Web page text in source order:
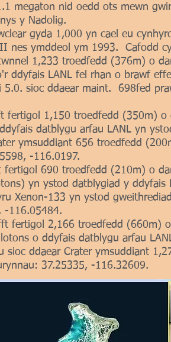
megaton nid oedd ots mewn
y Nadolig.
gyda 1,000 yn cael eu
nes ymddeol ym 1993. Cafodd
1,233 troedfedd (376m) o
ddyfais LANL fel rhan o brawf
5.0. sioc ddaear maint. 698fed
fertigol 1,150 troedfedd (350m) o
datblygu arfau LANL yn
ymsuddiant 656 troedfedd
-116.0197.
690 troedfedd (210m) o
yn ystod datblygiad y ddyfais
Xenon-133 yn ystod
-116.05484.
fertigol 2,166 troedfedd (660m)
o ddyfais datblygu arfau
sioc ddaear Crater ymsuddiant
37.25335, -116.32609.